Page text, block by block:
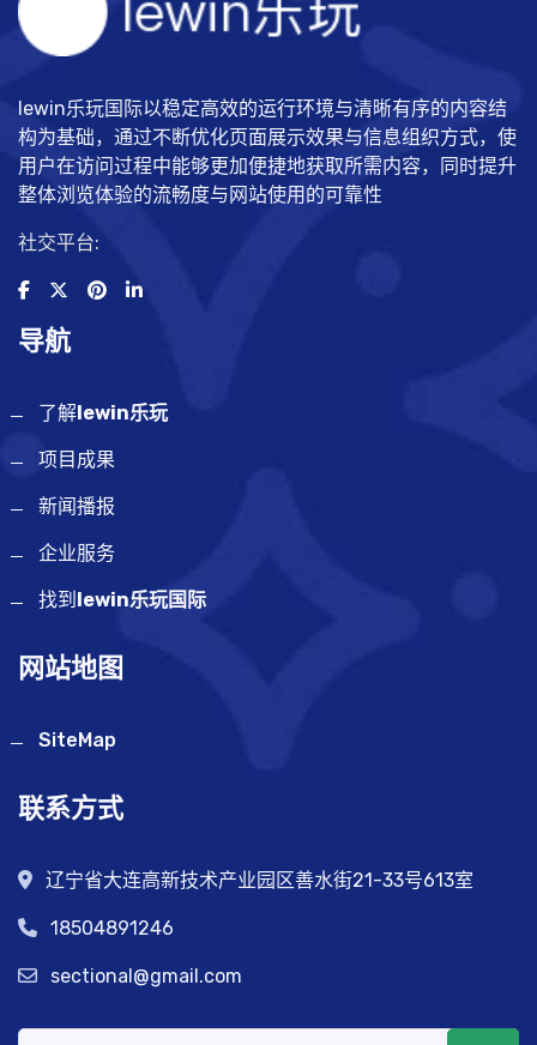
lewin乐玩国际以稳定高效的运行环境与清晰有序的内容结
构为基础，通过不断优化页面展示效果与信息组织方式，使
用户在访问过程中能够更加便捷地获取所需内容，同时提升
整体浏览体验的流畅度与网站使用的可靠性
社交平台:
导航
了解lewin乐玩
项目成果
新闻播报
企业服务
找到 lewin乐玩国际
网站地图
SiteMap
联系方式
辽宁省大连高新技术产业园区善水街21-33号613室
18504891246
sectional@gmail.com